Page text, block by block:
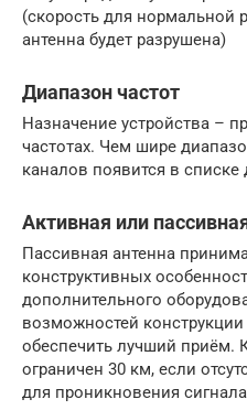
(скорость для нормальной
антенна будет разрушена)
Диапазон частот
Назначение устройства –
частотах. Чем шире
каналов появится в списке
Активная или
Пассивная антенна
конструктивных
дополнительного
возможностей
обеспечить лучший приём.
ограничен 30 км, если
для проникновения